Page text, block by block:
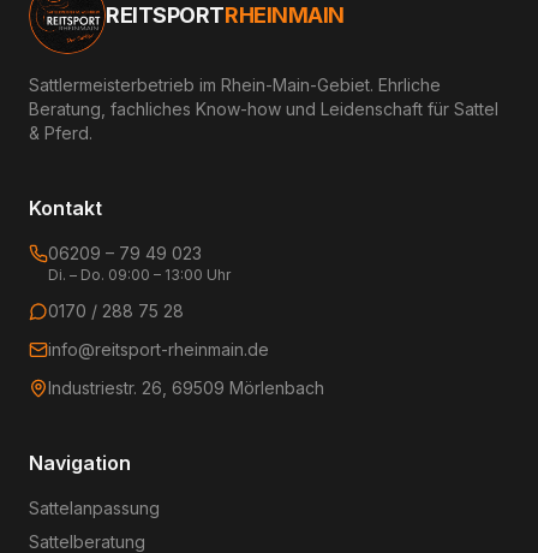
REITSPORTRHEINMAIN
Sattlermeisterbetrieb im Rhein-Main-Gebiet. Ehrliche
Beratung, fachliches Know-how und Leidenschaft für Sattel
& Pferd.
Kontakt
06209 – 79 49 023
Di. – Do. 09:00 – 13:00 Uhr
0170 / 288 75 28
info@reitsport-rheinmain.de
Industriestr. 26, 69509 Mörlenbach
Navigation
Sattelanpassung
Sattelberatung